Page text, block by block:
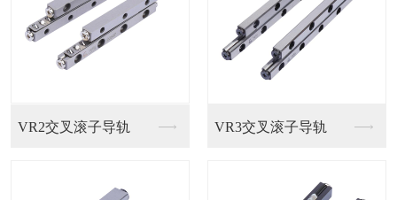
孚雷直线导轨 滚柱导轨